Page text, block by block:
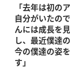
「去年は初の
自分がいたの
んには成長を
し、最近僕達
今の僕達の姿
す」